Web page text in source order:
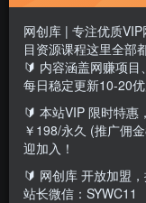
刷视频 赚钱其实很
2022｜刷更多视频
网创库 | 专注优质
目资源课程这里全部
🔰 内容涵盖网赚项目
每日稳定更新10-20
🔰 本站VIP 限时特惠
￥198/永久 (推广佣
迎加入！
🔰 网创库 开放加盟
站长微信：SYWC11